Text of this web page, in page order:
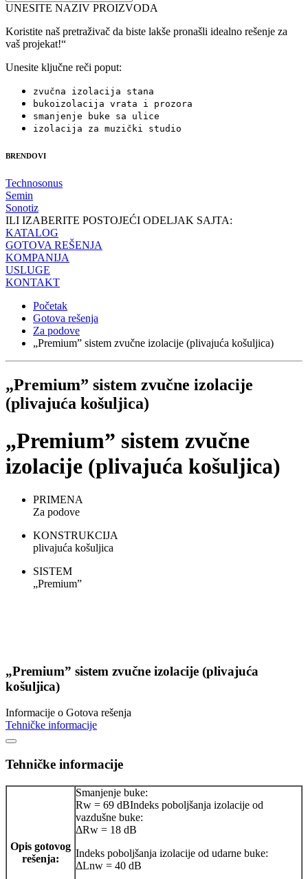
UNESITE NAZIV PROIZVODA
Koristite naš pretraživač da biste lakše pronašli idealno rešenje za
vaš projekat!“
Unesite ključne reči poput:
zvučna izolacija stana
bukoizolacija vrata i prozora
smanjenje buke sa ulice
izolacija za muzički studio
BRENDOVI
Technosonus
Semin
Sonotiz
ILI IZABERITE POSTOJEĆI ODELJAK SAJTA:
KATALOG
GOTOVA REŠENJA
KOMPANIJA
USLUGE
KONTAKT
Početak
Gotova rešenja
Za podove
„Premium” sistem zvučne izolacije (plivajuća košuljica)
„Premium” sistem zvučne izolacije
(plivajuća košuljica)
„Premium” sistem zvučne
izolacije (plivajuća košuljica)
PRIMENA
Za podove
KONSTRUKCIJA
plivajuća košuljica
SISTEM
„Premium”
„Premium” sistem zvučne izolacije (plivajuća
košuljica)
Informacije o Gotova rešenja
Tehničke informacije
Tehničke informacije
Opis gotovog
rešenja:
Smanjenje buke:
Rw = 69 dBIndeks poboljšanja izolacije od
vazdušne buke:
ΔRw = 18 dB
Indeks poboljšanja izolacije od udarne buke:
ΔLnw = 40 dB